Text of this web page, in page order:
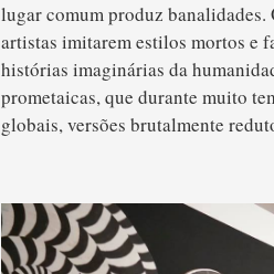
lugar comum produz banalidades.
artistas imitarem estilos mortos e
histórias imaginárias da
prometaicas, que durante muito
globais, versões brutalmente